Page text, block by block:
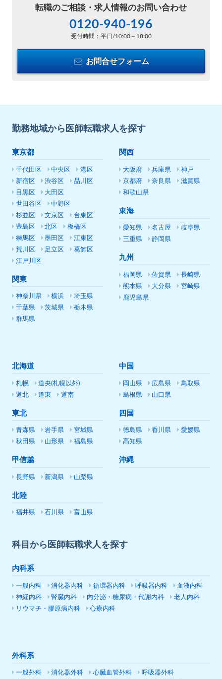
転職のご相談・ 求人情報のお問い合わせ
0120-940-196
受付時間：平日/10:00～18:00
お問合せフォーム
勤務地域から医師転職求人を探す
東京都
千代田区 中央区
港区
新宿区
渋谷区
品川区
目黒区
大田区
世田谷区
中野区
杉並区
文京区
台東区
豊島区
北区
板橋区
練馬区
墨田区
江東区
荒川区
足立区
葛飾区
江戸川区
関東
神奈川県 横浜
埼玉県
千葉県
茨城県
栃木県
群馬県
関西
大阪府 兵庫県
神戸
京都府
奈良県
滋賀県
和歌山県
東海
愛知県 名古屋
岐阜県
三重県
静岡県
九州
福岡県 佐賀県
長崎県
熊本県
大分県
宮崎県
鹿児島県
北海道
札幌
道央(札幌以外)
道北
道東 道南
東北
青森県 岩手県
宮城県
秋田県
山形県 福島県
甲信越
長野県 新潟県 山梨県
北陸
福井県 石川県 富山県
中国
岡山県 広島県
鳥取県
島根県
山口県
四国
徳島県 香川県
愛媛県
高知県
沖縄
科目から医師転職求人を探す
内科系
一般内科 消化器内科 循環器内科 呼吸器内科
血液内科
神経内科
腎臓内科 内分泌・糖尿病・代謝内科
老人内科
リウマチ・膠原病内科
心療内科
外科系
一般外科 消化器外科 心臓血管外科
呼吸器外科